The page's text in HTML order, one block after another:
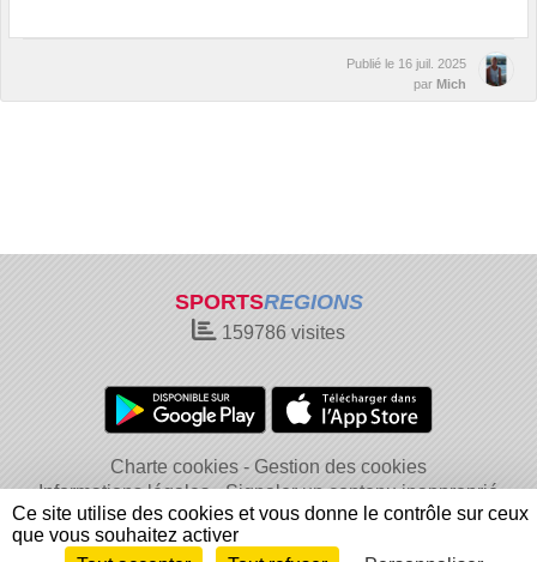
Publié le 16 juil. 2025
par Mich
SPORTSREGIONS
159786 visites
Charte cookies
Gestion des cookies
Informations légales
Signaler un contenu inapproprié
Ce site utilise des cookies et vous donne le contrôle sur ceux
que vous souhaitez activer